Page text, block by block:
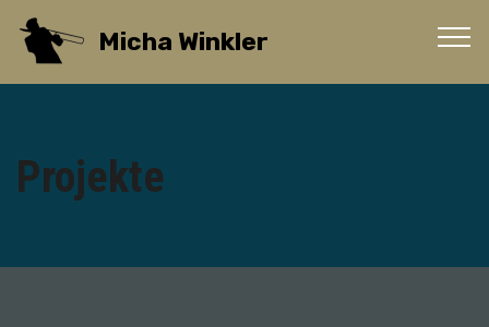
Micha Winkler
Projekte